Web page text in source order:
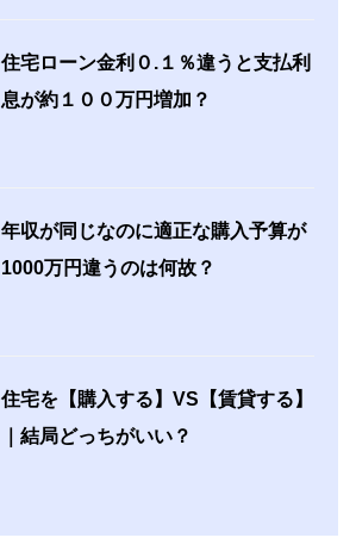
住宅ローン金利０.１％違うと支払利
息が約１００万円増加？
年収が同じなのに適正な購入予算が
1000万円違うのは何故？
住宅を【購入する】VS【賃貸する】
｜結局どっちがいい？